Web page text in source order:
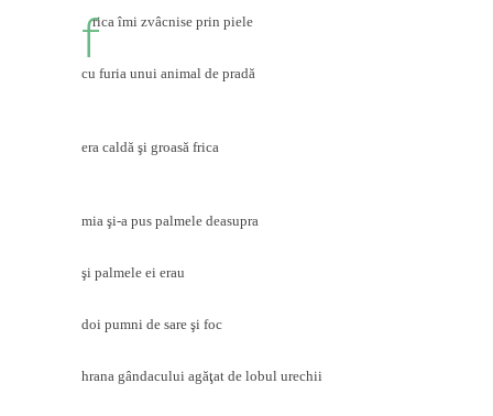
frica îmi zvâcnise prin piele
cu furia unui animal de pradă
era caldă şi groasă frica
mia şi-a pus palmele deasupra
şi palmele ei erau
doi pumni de sare şi foc
hrana gândacului agăţat de lobul urechii